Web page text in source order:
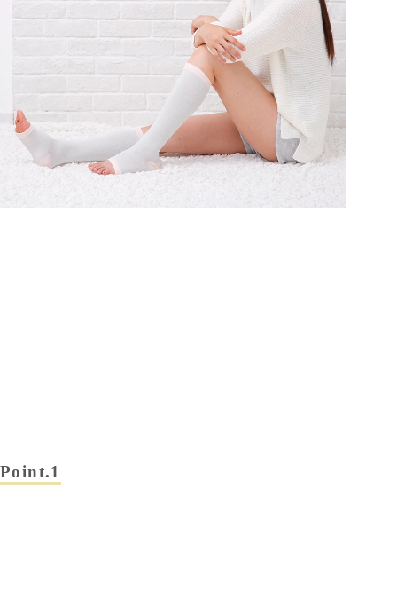
Point.1